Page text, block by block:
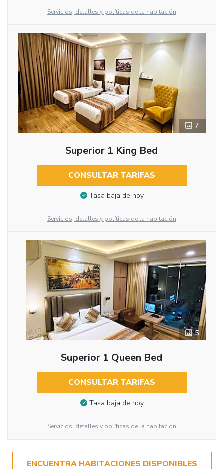
Servicios, detalles y políticas de la habitación
7
Superior 1 King Bed
CONSULTAR TARIFAS
Tasa baja de hoy
Servicios, detalles y políticas de la habitación
5
Superior 1 Queen Bed
CONSULTAR TARIFAS
Tasa baja de hoy
Servicios, detalles y políticas de la habitación
ENCUENTRA HABITACIONES DISPONIBLES